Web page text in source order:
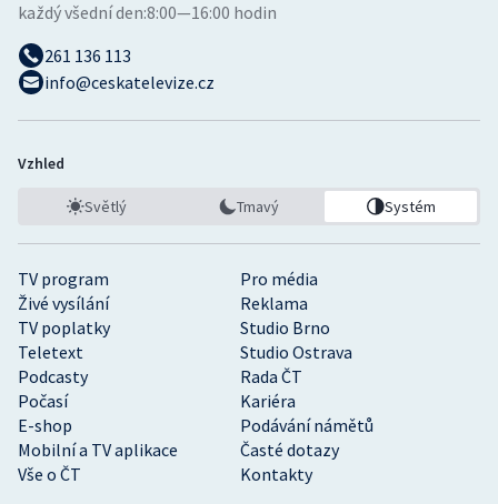
TV program
Pro média
Živé vysílání
Reklama
TV poplatky
Studio Brno
Teletext
Studio Ostrava
Podcasty
Rada ČT
Počasí
Kariéra
E-shop
Podávání námětů
Mobilní a TV aplikace
Časté dotazy
Vše o ČT
Kontakty
každý všední den:8:00—16:00 hodin
261 136 113
info@ceskatelevize.cz
Vzhled
Světlý Tmavý Systém